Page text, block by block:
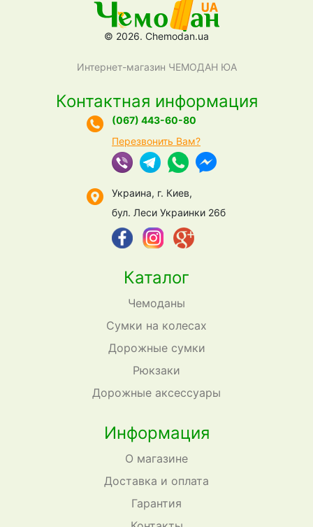
© 2026. Chemodan.ua
Интернет-магазин ЧЕМОДАН ЮА
Каталог
Чемоданы
Сумки на колесах
Дорожные сумки
Рюкзаки
Дорожные аксессуары
Информация
О магазине
Доставка и оплата
Гарантия
Контактная информация
(067) 443-60-80
Перезвонить Вам?
Украина, г. Киев,
бул. Леси Украинки 26б